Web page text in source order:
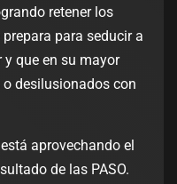
retener los
para seducir a
que en su mayor
desilusionados con
aprovechando el
de las PASO.